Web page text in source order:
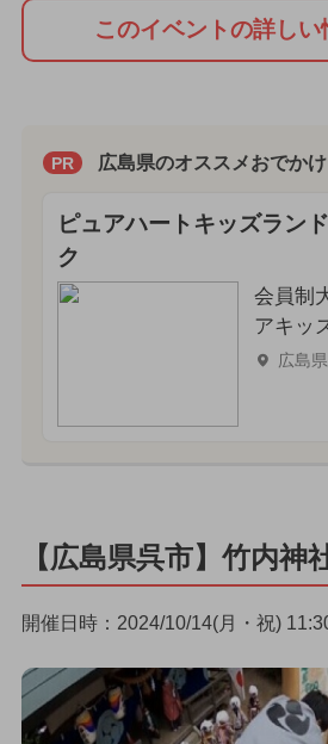
このイベントの詳しい
PR 広島県のオススメおでかけ
ピュアハートキッズラン
ク
会員制
アキッ
広島
【広島県呉市】竹内神
開催日時：2024/10/14(月・祝)